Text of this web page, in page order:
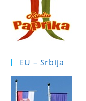
EU – Srbija